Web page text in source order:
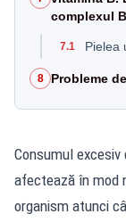
complexul B
7.1 Pielea
8 Probleme
Consumul
afectează în mod
organism atunci